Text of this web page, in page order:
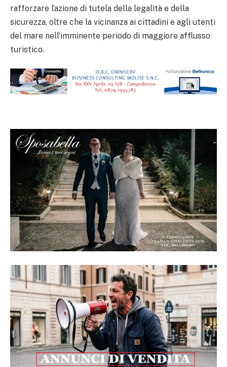
rafforzare l’azione di tutela della legalità e della
sicurezza, oltre che la vicinanza ai cittadini e agli utenti
del mare nell’imminente periodo di maggiore afflusso
turistico.